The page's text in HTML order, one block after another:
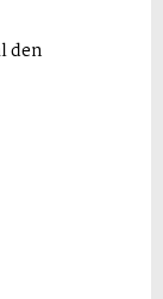
den